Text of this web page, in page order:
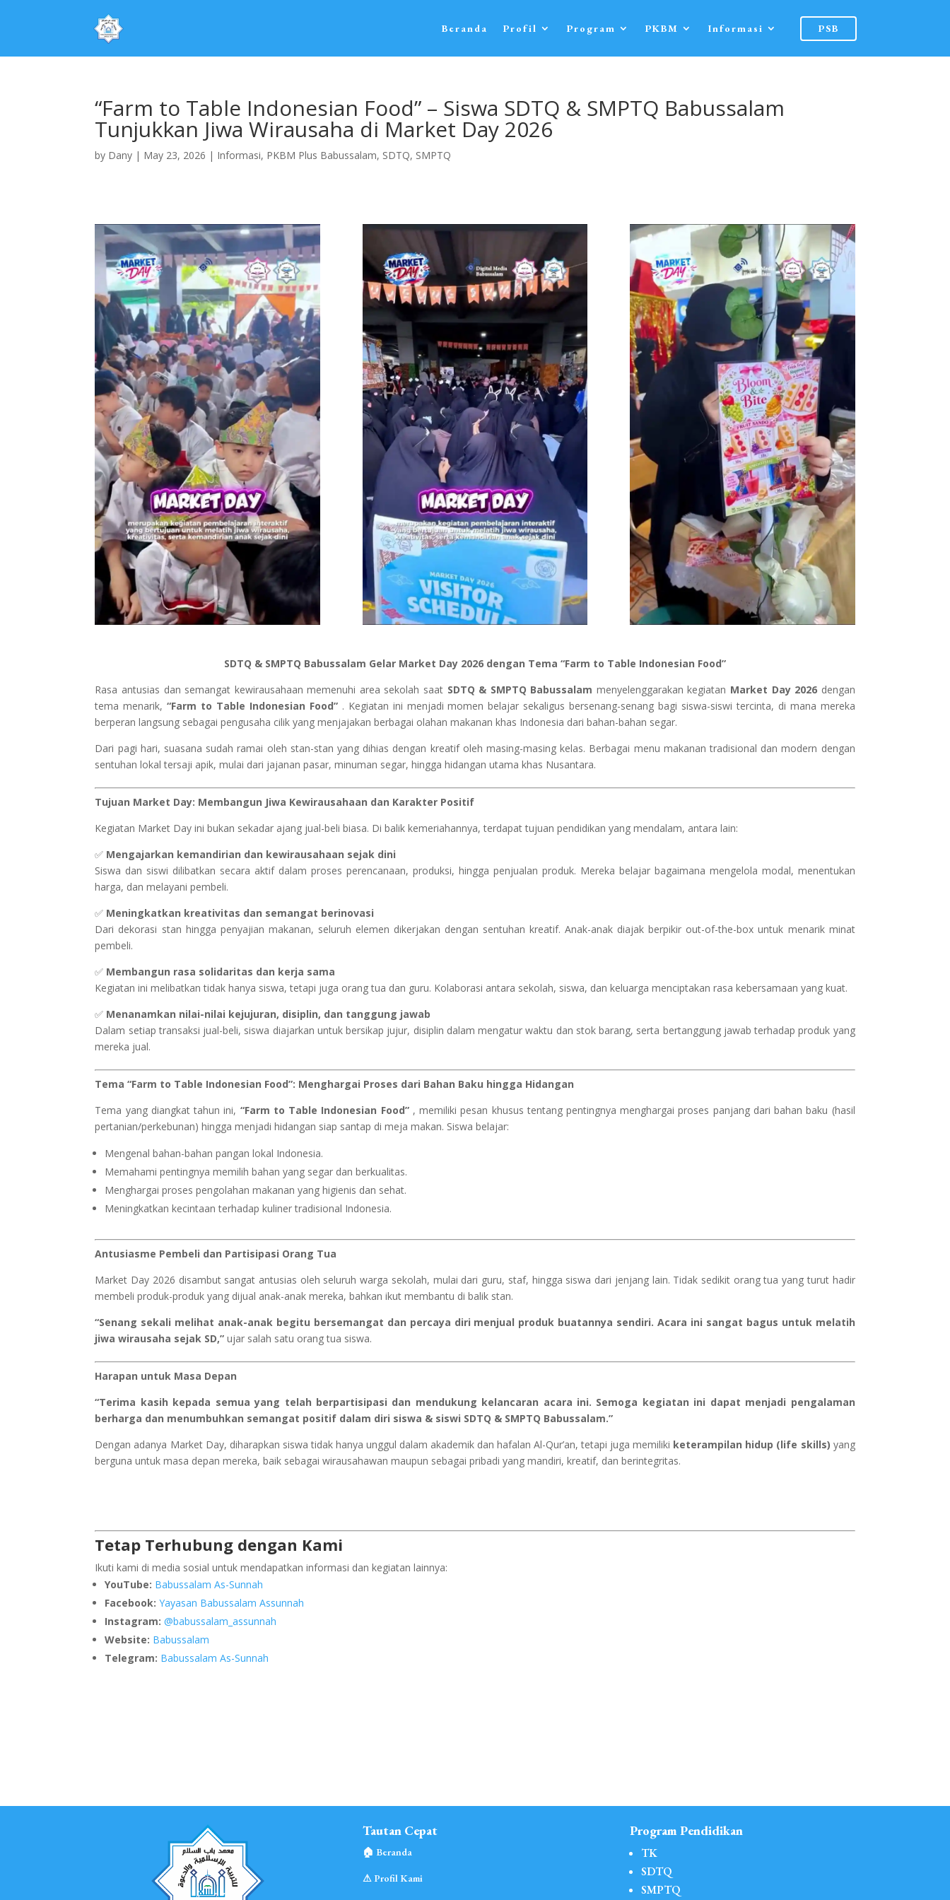
Beranda Profil Program PKBM Informasi PSB
“Farm to Table Indonesian Food” – Siswa SDTQ & SMPTQ Babussalam
Tunjukkan Jiwa Wirausaha di Market Day 2026
by Dany | May 23, 2026 | Informasi, PKBM Plus Babussalam, SDTQ, SMPTQ
SDTQ & SMPTQ Babussalam Gelar Market Day 2026 dengan Tema “Farm to Table Indonesian Food”
Rasa antusias dan semangat kewirausahaan memenuhi area sekolah saat SDTQ & SMPTQ Babussalam menyelenggarakan kegiatan Market Day 2026 dengan
tema menarik, “Farm to Table Indonesian Food” . Kegiatan ini menjadi momen belajar sekaligus bersenang-senang bagi siswa-siswi tercinta, di mana mereka
berperan langsung sebagai pengusaha cilik yang menjajakan berbagai olahan makanan khas Indonesia dari bahan-bahan segar.
Dari pagi hari, suasana sudah ramai oleh stan-stan yang dihias dengan kreatif oleh masing-masing kelas. Berbagai menu makanan tradisional dan modern dengan
sentuhan lokal tersaji apik, mulai dari jajanan pasar, minuman segar, hingga hidangan utama khas Nusantara.
Tujuan Market Day: Membangun Jiwa Kewirausahaan dan Karakter Positif
Kegiatan Market Day ini bukan sekadar ajang jual-beli biasa. Di balik kemeriahannya, terdapat tujuan pendidikan yang mendalam, antara lain:
✅ Mengajarkan kemandirian dan kewirausahaan sejak dini
Siswa dan siswi dilibatkan secara aktif dalam proses perencanaan, produksi, hingga penjualan produk. Mereka belajar bagaimana mengelola modal, menentukan
harga, dan melayani pembeli.
✅ Meningkatkan kreativitas dan semangat berinovasi
Dari dekorasi stan hingga penyajian makanan, seluruh elemen dikerjakan dengan sentuhan kreatif. Anak-anak diajak berpikir out-of-the-box untuk menarik minat
pembeli.
✅ Membangun rasa solidaritas dan kerja sama
Kegiatan ini melibatkan tidak hanya siswa, tetapi juga orang tua dan guru. Kolaborasi antara sekolah, siswa, dan keluarga menciptakan rasa kebersamaan yang kuat.
✅ Menanamkan nilai-nilai kejujuran, disiplin, dan tanggung jawab
Dalam setiap transaksi jual-beli, siswa diajarkan untuk bersikap jujur, disiplin dalam mengatur waktu dan stok barang, serta bertanggung jawab terhadap produk yang
mereka jual.
Tema “Farm to Table Indonesian Food”: Menghargai Proses dari Bahan Baku hingga Hidangan
Tema yang diangkat tahun ini, “Farm to Table Indonesian Food” , memiliki pesan khusus tentang pentingnya menghargai proses panjang dari bahan baku (hasil
pertanian/perkebunan) hingga menjadi hidangan siap santap di meja makan. Siswa belajar:
Mengenal bahan-bahan pangan lokal Indonesia.
Memahami pentingnya memilih bahan yang segar dan berkualitas.
Menghargai proses pengolahan makanan yang higienis dan sehat.
Meningkatkan kecintaan terhadap kuliner tradisional Indonesia.
Antusiasme Pembeli dan Partisipasi Orang Tua
Market Day 2026 disambut sangat antusias oleh seluruh warga sekolah, mulai dari guru, staf, hingga siswa dari jenjang lain. Tidak sedikit orang tua yang turut hadir
membeli produk-produk yang dijual anak-anak mereka, bahkan ikut membantu di balik stan.
“Senang sekali melihat anak-anak begitu bersemangat dan percaya diri menjual produk buatannya sendiri. Acara ini sangat bagus untuk melatih
jiwa wirausaha sejak SD,” ujar salah satu orang tua siswa.
Harapan untuk Masa Depan
“Terima kasih kepada semua yang telah berpartisipasi dan mendukung kelancaran acara ini. Semoga kegiatan ini dapat menjadi pengalaman
berharga dan menumbuhkan semangat positif dalam diri siswa & siswi SDTQ & SMPTQ Babussalam.”
Dengan adanya Market Day, diharapkan siswa tidak hanya unggul dalam akademik dan hafalan Al-Qur’an, tetapi juga memiliki keterampilan hidup (life skills) yang
berguna untuk masa depan mereka, baik sebagai wirausahawan maupun sebagai pribadi yang mandiri, kreatif, dan berintegritas.
Tetap Terhubung dengan Kami
Ikuti kami di media sosial untuk mendapatkan informasi dan kegiatan lainnya:
YouTube: Babussalam As-Sunnah
Facebook: Yayasan Babussalam Assunnah
Instagram: @babussalam_assunnah
Website: Babussalam
Telegram: Babussalam As-Sunnah
Tautan Cepat
🏠︎ Beranda
⚠︎ Profil Kami
Program Pendidikan
TK
SDTQ
SMPTQ